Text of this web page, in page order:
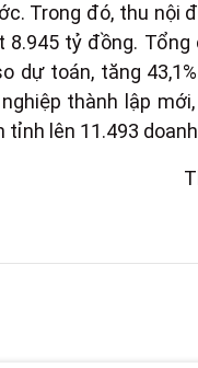
Trong đó, thu nội
tỷ đồng.
dự toán, tăng
thành lập
lên 11.493